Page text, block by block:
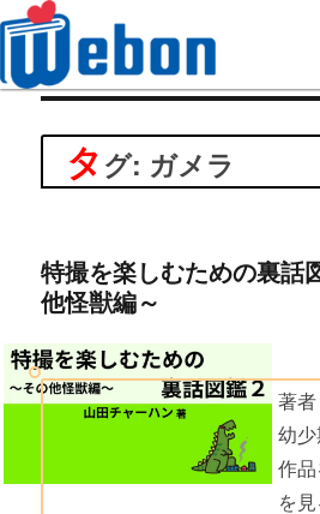
タ グ: ガメラ
特撮を楽しむための裏
他怪獣編～
著者
幼少
作品
を